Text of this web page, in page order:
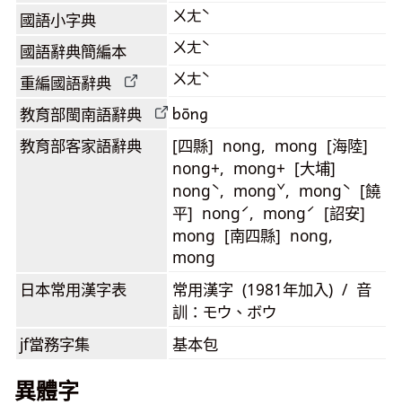
國語小字典 ㄨㄤˋ
國語辭典簡編本 ㄨㄤˋ
重編國語辭典 ㄨㄤˋ
教育部閩南語辭典 bōng
教育部客家語辭典
[四縣] nong, mong [海陸]
nong+, mong+ [大埔]
nongˋ, mongˇ, mongˋ [饒
平] nongˊ, mongˊ [詔安]
mong [南四縣] nong,
mong
日本常用漢字表
常用漢字 (1981年加入) / 音
訓：モウ、ボウ
jf當務字集 基本包
異體字